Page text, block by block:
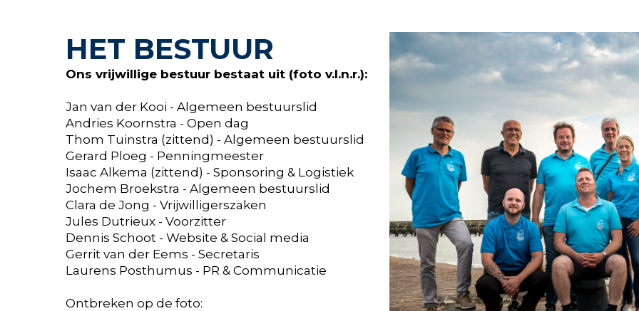
HET BESTUUR
Ons vrijwillige bestuur bestaat uit (foto v.l.n.r.):
Jan van der Kooi - Algemeen bestuurslid
Andries Koornstra - Open dag
Thom Tuinstra (zittend) - Algemeen bestuurslid
Gerard Ploeg - Penningmeester
Isaac Alkema (zittend) - Sponsoring & Logistiek
Jochem Broekstra - Algemeen bestuurslid
Clara de Jong - Vrijwilligerszaken
Jules Dutrieux - Voorzitter
Dennis Schoot - Website & Social media
Gerrit van der Eems - Secretaris
Laurens Posthumus - PR & Communicatie
Ontbreken op de foto: